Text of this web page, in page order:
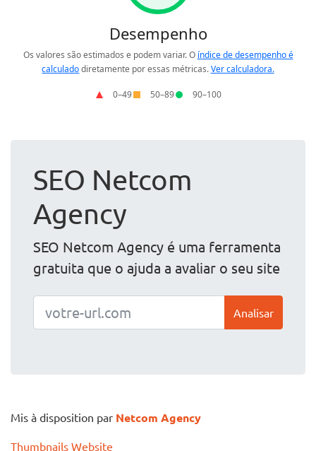
SEO Netcom
Agency
SEO Netcom Agency é uma ferramenta
gratuita que o ajuda a avaliar o seu site
Analisar
Mis à disposition par Netcom Agency
Thumbnails Website